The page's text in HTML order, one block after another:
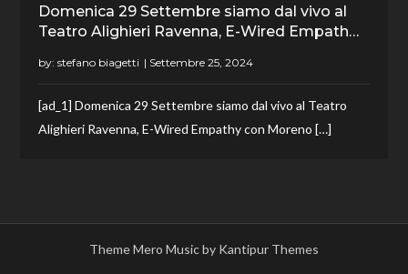
Domenica 29 Settembre siamo dal vivo al
Teatro Alighieri Ravenna, E-Wired Empath…
by:stefano biagetti
[ad_1] Domenica 29 Settembre siamo dal vivo al Teatro
Alighieri Ravenna, E-Wired Empathy con Moreno […]
Theme Mero Music by Kantipur Themes